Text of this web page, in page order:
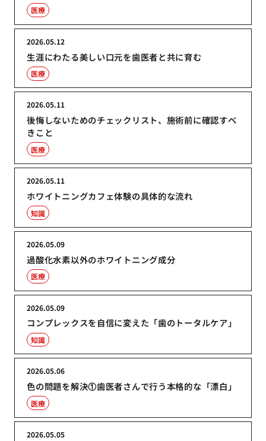
医療
生涯にわたる美しい口元を歯医者と共に育む
2026.05.12
医療
後悔しないためのチェックリスト、施術前に確認すべ
きこと
2026.05.11
医療
ホワイトニングカフェ体験の具体的な流れ
2026.05.11
知識
過酸化水素以外のホワイトニング成分
2026.05.09
医療
コンプレックスを自信に変えた「歯のトータルケア」
2026.05.09
知識
色の問題を解決①歯医者さんで行う本格的な「漂白」
2026.05.06
医療
2026.05.05